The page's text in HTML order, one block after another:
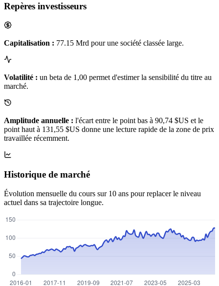
Repères investisseurs
Capitalisation : 77.15 Mrd pour une société classée large.
Volatilité : un beta de 1,00 permet d'estimer la sensibilité du titre au
marché.
Amplitude annuelle : l'écart entre le point bas à 90,74 $US et le
point haut à 131,55 $US donne une lecture rapide de la zone de prix
travaillée récemment.
Historique de marché
Évolution mensuelle du cours sur 10 ans pour replacer le niveau
actuel dans sa trajectoire longue.